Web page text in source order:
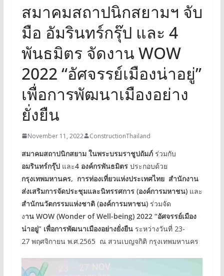
สมาคมสถาปนิกสยามฯ จับ
มือ อัมรินทร์กรุ๊ป และ 4
พันธมิตร จัดงาน WOW
2022 “อัศจรรย์เมืองน่าอยู่”
เพื่อการพัฒนาเมืองอย่าง
ยั่งยืน
November 11, 2022 ConstructionThailand
สมาคมสถาปนิกสยาม ในพระบรมราชูปถัมภ์ร่วมกับ
อมรินทร์กรุ๊ปและ4 องค์กรพันธมิตรประกอบด้วย
กรุงเทพมหานคร, การท่องเที่ยวแห่งประเทศไทย สำนักงาน
ส่งเสริมการจัดประชุมและนิทรรศการ (องค์การมหาชน) และ
สำนักนวัตกรรมแห่งชาติ (องค์การมหาชน)ร่วมจัด
งาน WOW (Wonder of Well-being) 2022 “อัศจรรย์เมือง
น่าอยู่” เพื่อการพัฒนาเมืองอย่างยั่งยืน ระหว่างวันที่ 23-
27 พฤศจิกายน พ.ศ.2565 ณ สวนเบญจกิติ กรุงเทพมหานคร